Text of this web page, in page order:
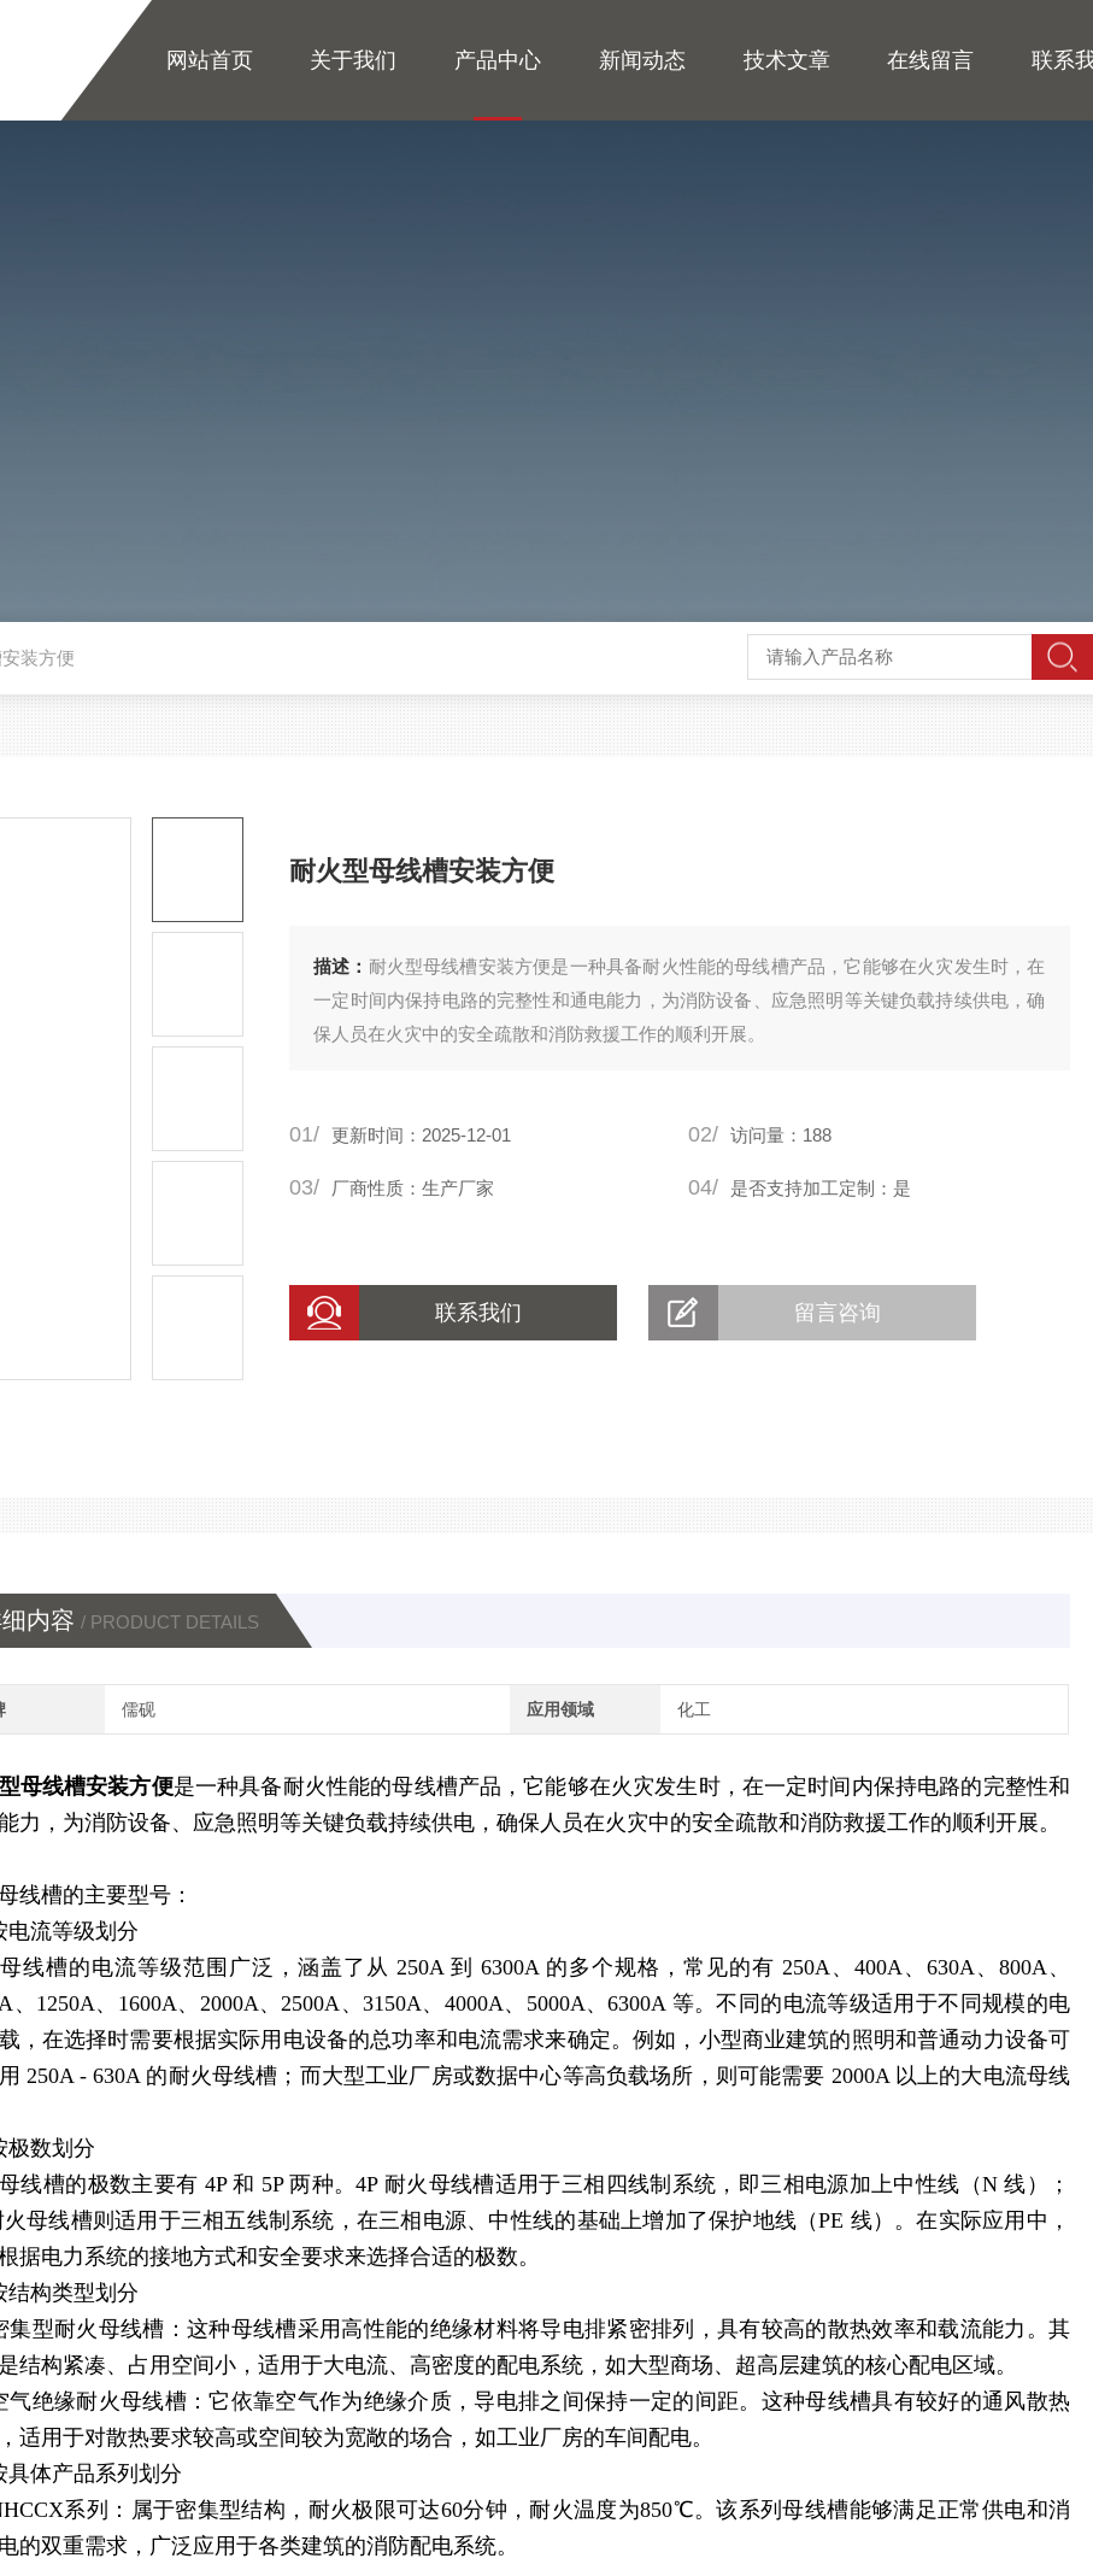
网站首页 关于我们 产品中心 新闻动态 技术文章 在线留言 联系
装方便
耐火型母线槽安装方便
描述： ​耐火型母线槽安装方便是一种具备耐火性能的母线槽产品，它能够在火灾发生时，在
一定时间内保持电路的完整性和通电能力，为消防设备、应急照明等关键负载持续供电，确
保人员在火灾中的安全疏散和消防救援工作的顺利开展。
01/ 更新时间：2025-12-01 02/ 访问量：188
03/ 厂商性质：生产厂家 04/ 是否支持加工定制：是
联系我们 留言咨询
内容 / PRODUCT DETAILS
儒砚 应用领域 化工
母线槽安装方便是一种具备耐火性能的母线槽产品，它能够在火灾发生时，在一定时间内保持电路的完整性和
力，为消防设备、应急照明等关键负载持续供电，确保人员在火灾中的安全疏散和消防救援工作的顺利开展。
线槽的主要型号：
电流等级划分
线槽的电流等级范围广泛，涵盖了从 250A 到 6300A 的多个规格，常见的有 250A、400A、630A、800A、
、1250A、1600A、2000A、2500A、3150A、4000A、5000A、6300A 等。不同的电流等级适用于不同规模的电
，在选择时需要根据实际用电设备的总功率和电流需求来确定。例如，小型商业建筑的照明和普通动力设备可
250A - 630A 的耐火母线槽；而大型工业厂房或数据中心等高负载场所，则可能需要 2000A 以上的大电流母线
极数划分
线槽的极数主要有 4P 和 5P 两种。4P 耐火母线槽适用于三相四线制系统，即三相电源加上中性线（N 线）；
火母线槽则适用于三相五线制系统，在三相电源、中性线的基础上增加了保护地线（PE 线）。在实际应用中，
据电力系统的接地方式和安全要求来选择合适的极数。
结构类型划分
集型耐火母线槽：这种母线槽采用高性能的绝缘材料将导电排紧密排列，具有较高的散热效率和载流能力。其
结构紧凑、占用空间小，适用于大电流、高密度的配电系统，如大型商场、超高层建筑的核心配电区域。
气绝缘耐火母线槽：它依靠空气作为绝缘介质，导电排之间保持一定的间距。这种母线槽具有较好的通风散热
适用于对散热要求较高或空间较为宽敞的场合，如工业厂房的车间配电。
具体产品系列划分
系列：属于密集型结构，耐火极限可达60分钟，耐火温度为850℃。该系列母线槽能够满足正常供电和消
的双重需求，广泛应用于各类建筑的消防配电系统。